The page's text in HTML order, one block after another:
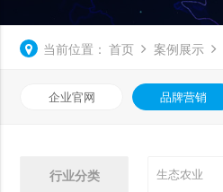
当前位置： 首页 案例展示
企业官网 品牌营销
行业分类